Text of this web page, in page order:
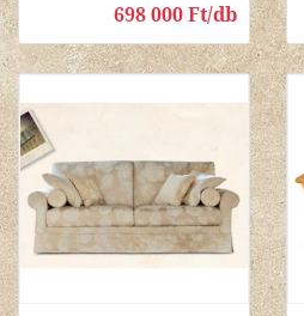
698 000 Ft/db